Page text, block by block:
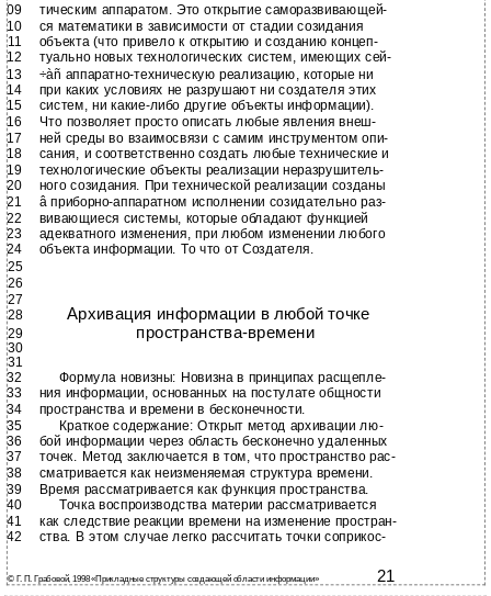
09
тическим аппаратом. Это открытие саморазвивающей-
10
ся математики в зависимости от стадии созидания
11
объекта (что привело к открытию и созданию концеп-
12
туально новых технологических систем, имеющих сей-
13
÷àñ аппаратно-техническую реализацию, которые ни
14
при каких условиях не разрушают ни создателя этих
15
систем, никакие-либо другие объекты информации).
16
Что позволяет просто описать любые явления внеш-
17
ней среды во взаимосвязи с самим инструментом опи-
18
сания, и соответственно создать любые технические и
19
технологические объекты реализации неразрушитель-
20
ного созидания. При технической реализации созданы
21
âприборно-аппаратном исполнении созидательно раз-
22
вивающиеся системы, которые обладают функцией
23
адекватного изменения, при любом изменении любого
24
объекта информации. То что от Создателя.
25
26
27
Архивация информации в любой точке
28
29
пространства-времени
30
31
32
Формула новизны: Новизна в принципах расщепле-
33
ния информации, основанных на постулате общности
34
пространства и времени в бесконечности.
35
Краткое содержание: Открыт метод архивации лю-
36
бой информации через область бесконечно удаленных
37
точек. Метод заключается в том, что пространство рас-
38
сматривается как неизменяемая структура времени.
39
Время рассматривается как функция пространства.
40
Точка воспроизводства материи рассматривается
41
как следствие реакции времени на изменение простран-
42
ства. В этом случае легко рассчитать точки соприкос-
© Г. П. Грабовой, 1998 «Прикладные структуры создающей области информации» 21